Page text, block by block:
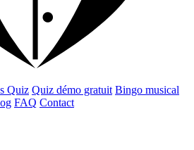
Quiz Quiz démo gratuit Bingo musical
FAQ Contact